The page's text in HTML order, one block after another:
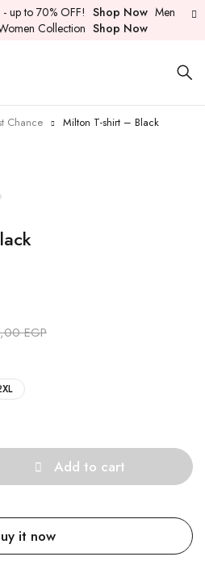
up to 70% OFF! Shop Now Men
Collection Shop Now
Chance Milton T-shirt – Black
EGP
Add to cart
it now